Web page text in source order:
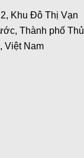
Khu Đô Thị Vạn
Thành phố Thủ
Việt Nam